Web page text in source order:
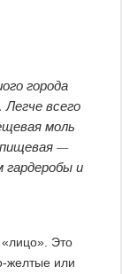
города
всего
моль
пищевая —
и
Это
желтые или